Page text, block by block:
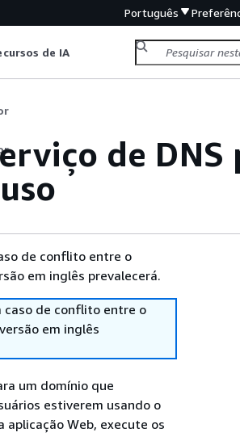
Português
de IA
de DNS
de conflito entre o
em inglês prevalecerá.
caso de conflito entre o
em inglês
um domínio que
estiverem usando o
aplicação Web, execute os